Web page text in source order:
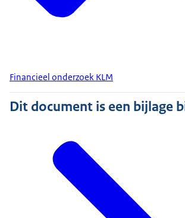
Financieel onderzoek KLM
Dit document is een bijlage